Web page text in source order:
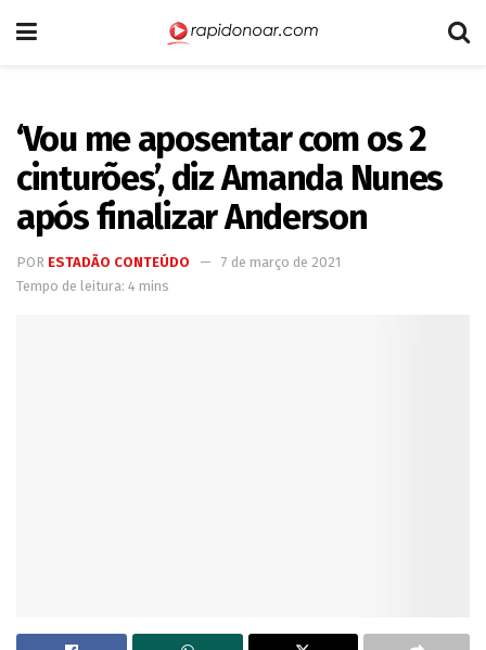
‘Vou me aposentar com os 2
cinturões’, diz Amanda Nunes
após finalizar Anderson
POR ESTADÃO CONTEÚDO
7 de março de 2021
Tempo de leitura: 4 mins